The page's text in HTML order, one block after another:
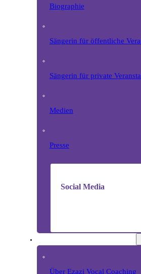
Biographie
Sängerin für öffentliche
Sängerin für private
Medien
Presse
Social Media
Über Ezazi Vocal Coaching